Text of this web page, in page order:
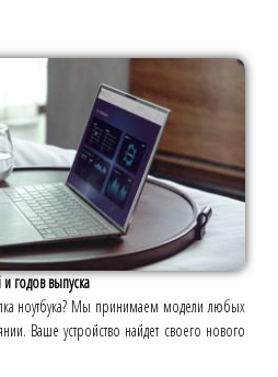
годов выпуска
ноутбука? Мы принимаем модели любых
Ваше устройство найдет своего нового